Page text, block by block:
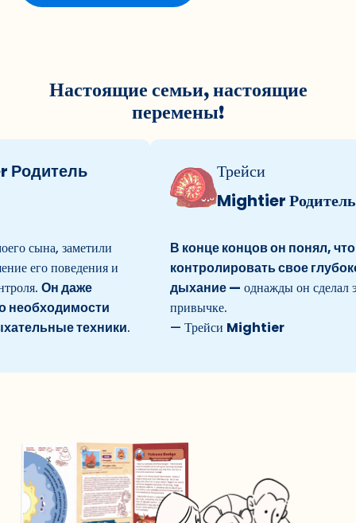
Настоящие семьи, настоящие
перемены!
заметили
поведения и
Он даже
техники.
Трейси
Mightier Родитель
В конце концов он понял, что
контролировать свое глубокое
дыхание —однажды он сделал это по
привычке.
— ТрейсиMightier